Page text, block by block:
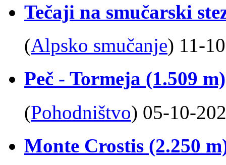
Tečaji na smučarski
(Alpsko smučanje) 11-
Peč - Tormeja (1.509 m)
(Pohodništvo) 05-10-
Monte Crostis (2.250